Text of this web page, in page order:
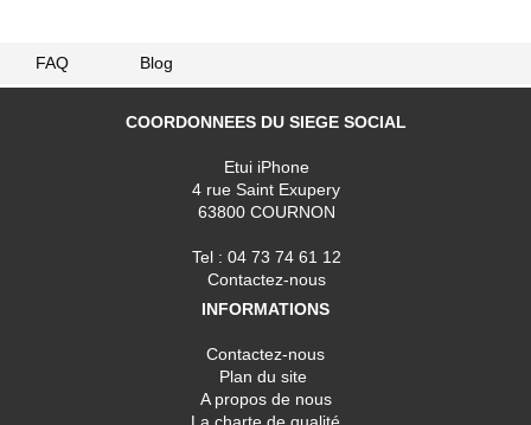
FAQ Blog
COORDONNEES DU SIEGE SOCIAL
Etui iPhone
4 rue Saint Exupery
63800 COURNON
Tel : 04 73 74 61 12
Contactez-nous
INFORMATIONS
Contactez-nous
Plan du site
A propos de nous